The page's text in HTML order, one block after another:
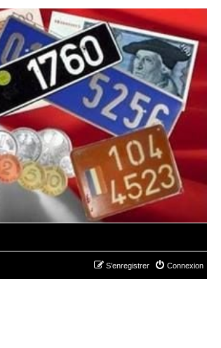
Connexion
S’enregistrer